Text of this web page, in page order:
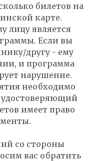
билетов на
карте.
лицу является
Если вы
другу - ему
и программа
нарушение.
необходимо
удостоверяющий
имеет право
со стороны
вас обратить